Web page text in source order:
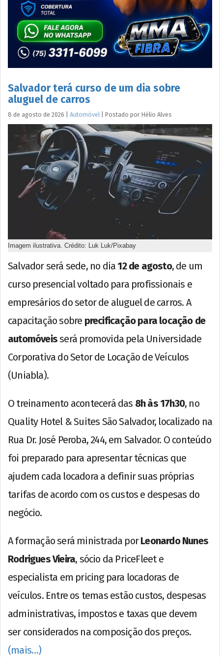
Salvador terá curso de um dia sobre
aluguel de carros
8 de agosto de 2026 Automóvel Postado por Hélio Alves
Imagem ilustrativa. Crédito: Luk Luk/Pixabay
Salvador será sede, no dia 12 de agosto, de um
curso presencial voltado para profissionais e
empresários do setor de aluguel de carros. A
capacitação sobre precificação para locação de
automóveisserá promovida pela Universidade
Corporativa do Setor de Locação de Veículos
(Uniabla).
O treinamento acontecerá das 8h às 17h30, no
Quality Hotel & Suites São Salvador, localizado na
Rua Dr. José Peroba, 244, em Salvador. O conteúdo
foi preparado para apresentar técnicas que
ajudem cada locadora a definir suas próprias
tarifas de acordo com os custos e despesas do
negócio.
A formação será ministrada porLeonardo Nunes
Rodrigues Vieira, sócio da PriceFleet e
especialista em pricing para locadoras de
veículos. Entre os temas estão custos, despesas
administrativas, impostos e taxas que devem
ser considerados na composição dos preços.
(mais…)